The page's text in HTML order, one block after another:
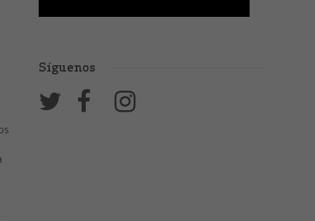
Síguenos